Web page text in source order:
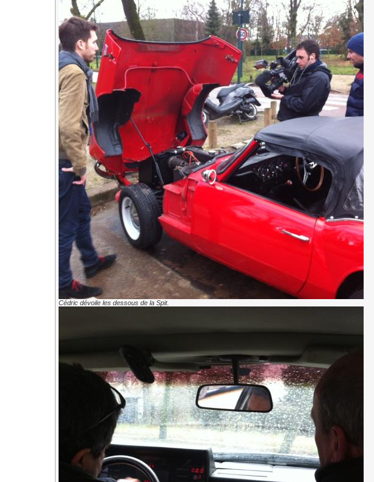
Cédric dévoile les dessous de la Spit.